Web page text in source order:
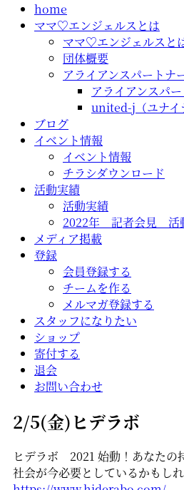
home
ママ♡エンジェルスとは
ママ♡エンジェルスと
団体概要
アライアンスパートナ
アライアンスパ
united-j（ユナイ
ブログ
イベント情報
イベント情報
チラシダウンロード
活動実績
活動実績
2022年 記者会見 活
メディア掲載
登録
会員登録する
チームを作る
メルマガ登録する
スタッフになりたい
ショップ
寄付する
退会
お問い合わせ
2/5(金)ヒデラボ
ヒデラボ 2021 始動！あなたの
社会が今必要としているかもし